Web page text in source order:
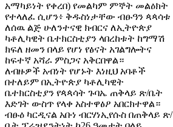
አማካይነት የቀረበ) የመልካም ምኞት መልዕክት
የተላለፈ ሲሆን፥ ቅዱስነታቸው ብፁዓን ጳጳሳቱ
ለሰዉ ልጅ ሁለንተናዊ ክብርና ለኢትዮጵያ
ካቶሊካዊት ቤተክርስቲያን ላበረከቱት ከግማሽ
ክፍለ ዘመን በላይ የሆነ የፅናት አገልግሎትና
ከፍተኛ አሻራ ምስጋና አቅርበዋል።
ለብዙዎች አብነት የሆኑት እነዚህ አባቶች
በተለይም በኢትዮጵያ ካቶሊካዊት
ቤተክርስቲያን የጳጳሳት ጉባኤ ጠቅላይ ጽ/ቤት
እድገት ውስጥ የላቀ አስተዋፅዖ አበርክተዋል።
ብፁዕ ካርዲናል አቡነ ብርሃነኢየሱስ በጠቅላይ ጽ/